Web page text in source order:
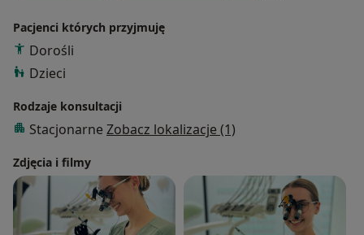
Pacjenci których przyjmuję
Dorośli
Dzieci
Rodzaje konsultacji
Stacjonarne Zobacz lokalizacje (1)
Zdjęcia i filmy